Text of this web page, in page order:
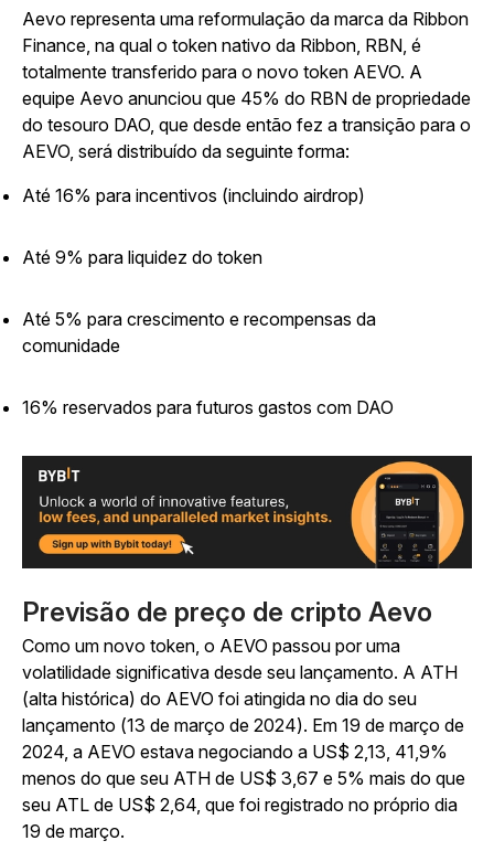
Aevo representa uma reformulação da marca da Ribbon
Finance, na qual o token nativo da Ribbon, RBN, é
totalmente transferido para o novo token AEVO. A
equipe Aevo anunciou que 45% do RBN de propriedade
do tesouro DAO, que desde então fez a transição para o
AEVO, será distribuído da seguinte forma:
Até 16% para incentivos (incluindo airdrop)
Até 9% para liquidez do token
Até 5% para crescimento e recompensas da
comunidade
16% reservados para futuros gastos com DAO
Previsão de preço de cripto Aevo
Como um novo token, o AEVO passou por uma
volatilidade significativa desde seu lançamento. A ATH
(alta histórica) do AEVO foi atingida no dia do seu
lançamento (13 de março de 2024). Em 19 de março de
2024, a AEVO estava negociando a US$ 2,13, 41,9%
menos do que seu ATH de US$ 3,67 e 5% mais do que
seu ATL de US$ 2,64, que foi registrado no próprio dia
19 de março.